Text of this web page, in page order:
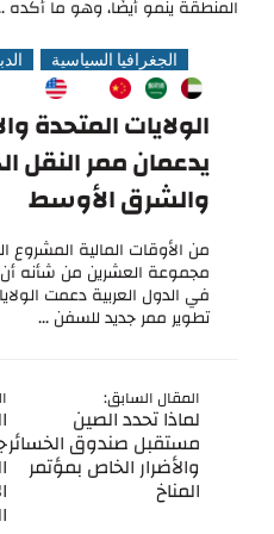
المنطقة ينمو أيضًا، وهو ما أكده
الجغرافيا السياسية
الولايات المتحدة
يدعمان ممر النقل
والشرق الأوسط
من الأوقات المالية
مجموعة العشرين من شأنه أن
في الدول العربية دعمت
تطوير ممر جديد للسفن ...
المقال السابق:
لماذا تحدد الصين
مستقبل صندوق الخسائر
والأضرار الخاص بمؤتمر
المناخ